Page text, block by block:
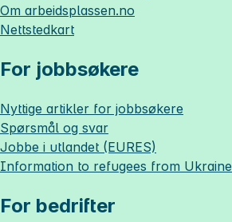
Om arbeidsplassen.no
Nettstedkart
For jobbsøkere
Nyttige artikler for jobbsøkere
Spørsmål og svar
Jobbe i utlandet (EURES)
Information to refugees from Ukraine
For bedrifter